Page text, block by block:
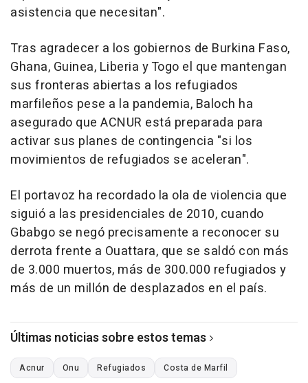
asistencia que necesitan".
Tras agradecer a los gobiernos de Burkina Faso,
Ghana, Guinea, Liberia y Togo el que mantengan
sus fronteras abiertas a los refugiados
marfileños pese a la pandemia, Baloch ha
asegurado que ACNUR está preparada para
activar sus planes de contingencia "si los
movimientos de refugiados se aceleran".
El portavoz ha recordado la ola de violencia que
siguió a las presidenciales de 2010, cuando
Gbabgo se negó precisamente a reconocer su
derrota frente a Ouattara, que se saldó con más
de 3.000 muertos, más de 300.000 refugiados y
más de un millón de desplazados en el país.
Últimas noticias sobre estos temas
Acnur Onu Refugiados Costa de Marfil